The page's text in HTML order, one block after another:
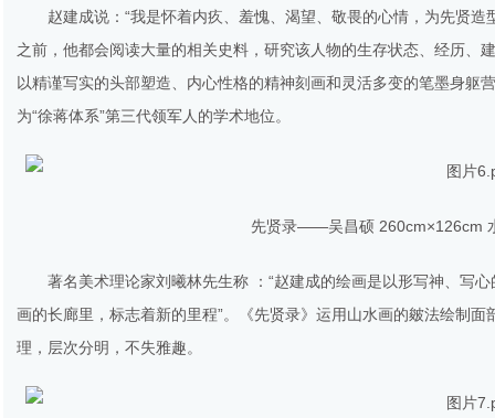
赵建成说：“我是怀着内疚、羞愧、渴望、敬畏的心情，为先贤
之前，他都会阅读大量的相关史料，研究该人物的生存状态、经历、
以精谨写实的头部塑造、内心性格的精神刻画和灵活多变的笔墨身躯
为“徐蒋体系”第三代领军人的学术地位。
先贤录——吴昌硕 260cm×126cm
著名美术理论家刘曦林先生称 ：“赵建成的绘画是以形写神、写
画的长廊里，标志着新的里程”。《先贤录》运用山水画的皴法绘制
理，层次分明，不失雅趣。